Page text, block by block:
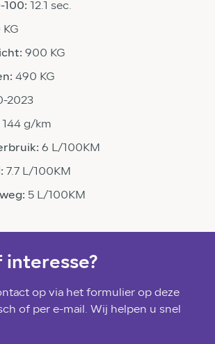
100: 12.1 sec.
900 KG
490 KG
2023
144 g/km
6 L/100KM
7.7 L/100KM
5 L/100KM
interesse?
op via het formulier op deze
of per e-mail. Wij helpen u snel